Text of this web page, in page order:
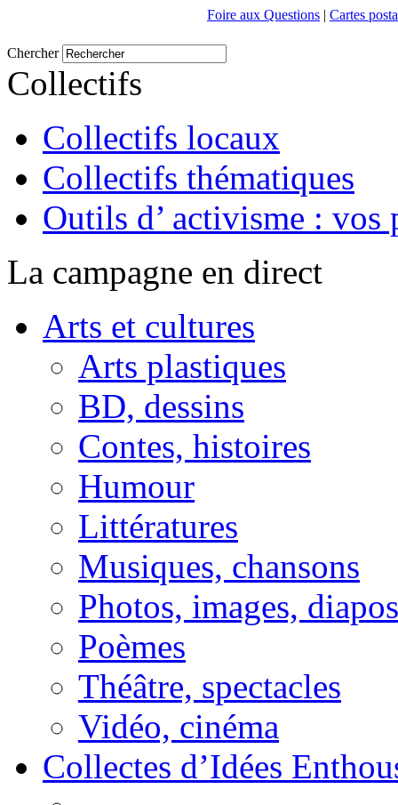
Foire aux Questions | Cartes
Chercher
Collectifs
Collectifs locaux
Collectifs thématiques
Outils d’ activisme : vos
La campagne en direct
Arts et cultures
Arts plastiques
BD, dessins
Contes, histoires
Humour
Littératures
Musiques, chansons
Photos, images, diapos
Poèmes
Théâtre, spectacles
Vidéo, cinéma
Collectes d’Idées